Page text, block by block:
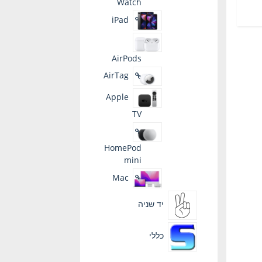
Watch
iPad
AirPods
AirTag
Apple
TV
HomePod
mini
Mac
יד שניה
כללי